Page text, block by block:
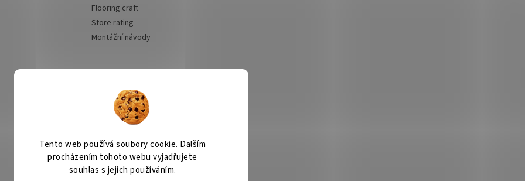
Tento web používá soubory cookie. Dalším
procházením tohoto webu vyjadřujete
souhlas s jejich používáním.
Flooring craft
Store rating
Montážní návody
payments
Kobercové centrum Čištění koberců